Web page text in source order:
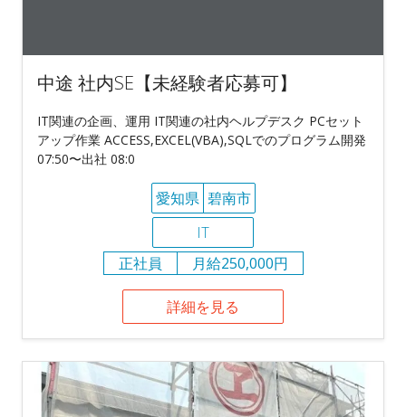
中途 社内SE【未経験者応募可】
IT関連の企画、運用 IT関連の社内ヘルプデスク PCセット
アップ作業 ACCESS,EXCEL(VBA),SQLでのプログラム開発
07:50〜出社 08:0
愛知県 碧南市
IT
正社員
月給250,000円
詳細を見る